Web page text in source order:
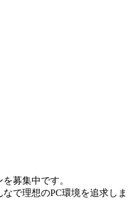
を募集中です。
で理想のPC環境を追求しま